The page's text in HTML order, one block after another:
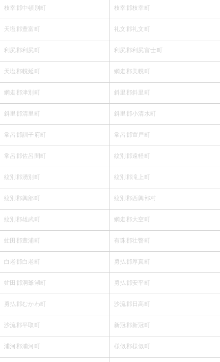
枝幸郡中頓別町 枝幸郡枝幸町
天塩郡豊富町 礼文郡礼文町
利尻郡利尻町 利尻郡利尻富士町
天塩郡幌延町 網走郡美幌町
網走郡津別町 斜里郡斜里町
斜里郡清里町 斜里郡小清水町
常呂郡訓子府町 常呂郡置戸町
常呂郡佐呂間町 紋別郡遠軽町
紋別郡湧別町 紋別郡滝上町
紋別郡興部町 紋別郡西興部村
紋別郡雄武町 網走郡大空町
虻田郡豊浦町 有珠郡壮瞥町
白老郡白老町 勇払郡厚真町
虻田郡洞爺湖町 勇払郡安平町
勇払郡むかわ町 沙流郡日高町
沙流郡平取町 新冠郡新冠町
浦河郡浦河町 様似郡様似町